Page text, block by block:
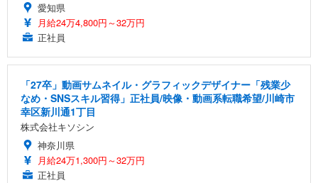
愛知県
月給24万4,800円～32万円
正社員
「27卒」動画サムネイル・グラフィックデザイナー「残業少
なめ・SNSスキル習得」正社員/映像・動画系転職希望/川崎市
幸区新川通1丁目
株式会社キソシン
神奈川県
月給24万1,300円～32万円
正社員